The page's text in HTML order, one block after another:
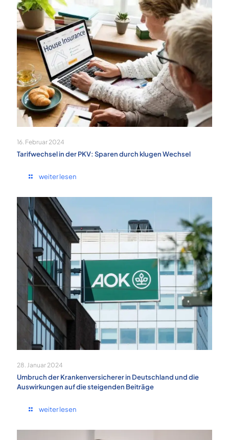
16. Februar 2024
Tarifwechsel in der PKV: Sparen durch klugen Wechsel
weiter lesen
28. Januar 2024
Umbruch der Krankenversicherer in Deutschland und die
Auswirkungen auf die steigenden Beiträge
weiter lesen